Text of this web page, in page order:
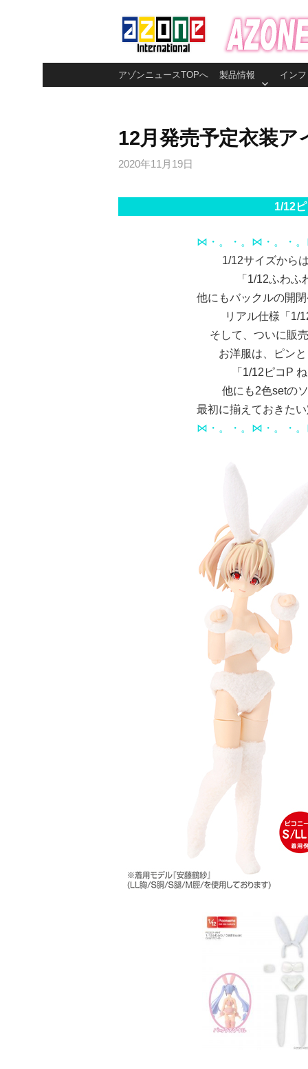
ン
アゾンニュースTOPへ 製品情報 イン
12月発売予定衣装ア
2020年11月19日
1/12
⋈・。・。⋈・。・
1/12サイズから
「1/12ふわ
他にもバックルの開
リアル仕様「1/
そして、ついに販
お洋服は、ピン
「1/12ピコP
他にも2色setの
最初に揃えておきた
⋈・。・。⋈・。・